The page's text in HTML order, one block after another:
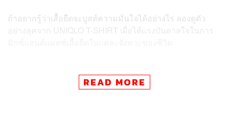
ถ้าอยากรู้ว่าเสื้อยืดจะบูสต์ความมั่นใจได้อย่างไร ลองดูตัว
อย่างลุคจาก UNIQLO T-SHIRT เผื่อได้แรงบันดาลใจในการ
The New Preppy: ความเรียบร้อยที่ไม่อึดอัด
READ MORE